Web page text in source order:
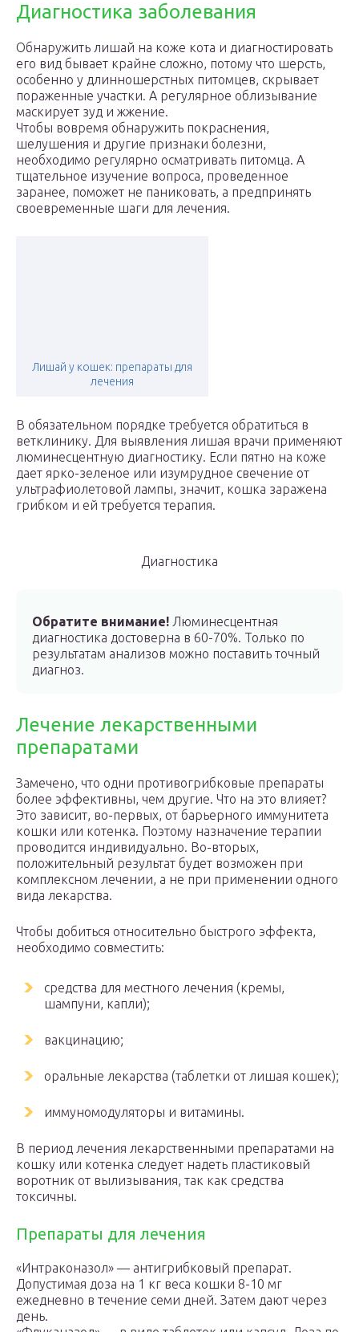
Диагностика заболевания
Обнаружить лишай на коже кота и диагностировать
его вид бывает крайне сложно, потому что шерсть,
особенно у длинношерстных питомцев, скрывает
пораженные участки. А регулярное облизывание
маскирует зуд и жжение.
Чтобы вовремя обнаружить покраснения,
шелушения и другие признаки болезни,
необходимо регулярно осматривать питомца. А
тщательное изучение вопроса, проведенное
заранее, поможет не паниковать, а предпринять
своевременные шаги для лечения.
Лишай у кошек: препараты для
лечения
В обязательном порядке требуется обратиться в
ветклинику. Для выявления лишая врачи применяют
люминесцентную диагностику. Если пятно на коже
дает ярко-зеленое или изумрудное свечение от
ультрафиолетовой лампы, значит, кошка заражена
грибком и ей требуется терапия.
Диагностика
Обратите внимание! Люминесцентная
диагностика достоверна в 60-70%. Только по
результатам анализов можно поставить точный
диагноз.
Лечение лекарственными
препаратами
Замечено, что одни противогрибковые препараты
более эффективны, чем другие. Что на это влияет?
Это зависит, во-первых, от барьерного иммунитета
кошки или котенка. Поэтому назначение терапии
проводится индивидуально. Во-вторых,
положительный результат будет возможен при
комплексном лечении, а не при применении одного
вида лекарства.
Чтобы добиться относительно быстрого эффекта,
необходимо совместить:
средства для местного лечения (кремы,
шампуни, капли);
вакцинацию;
оральные лекарства (таблетки от лишая кошек);
иммуномодуляторы и витамины.
В период лечения лекарственными препаратами на
кошку или котенка следует надеть пластиковый
воротник от вылизывания, так как средства
токсичны.
Препараты для лечения
«Интраконазол» — антигрибковый препарат.
Допустимая доза на 1 кг веса кошки 8-10 мг
ежедневно в течение семи дней. Затем дают через
день.